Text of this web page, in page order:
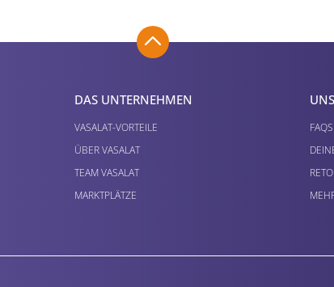
DAS UNTERNEHMEN
VASALAT-VORTEILE
ÜBER VASALAT
TEAM VASALAT
MARKTPLÄTZE
FAQS